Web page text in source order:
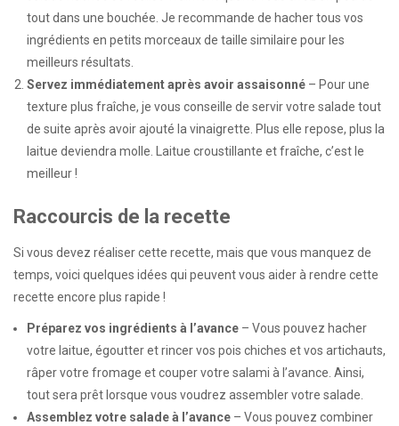
tout dans une bouchée. Je recommande de hacher tous vos
ingrédients en petits morceaux de taille similaire pour les
meilleurs résultats.
Servez immédiatement après avoir assaisonné – Pour une
texture plus fraîche, je vous conseille de servir votre salade tout
de suite après avoir ajouté la vinaigrette. Plus elle repose, plus la
laitue deviendra molle. Laitue croustillante et fraîche, c’est le
meilleur !
Raccourcis de la recette
Si vous devez réaliser cette recette, mais que vous manquez de
temps, voici quelques idées qui peuvent vous aider à rendre cette
recette encore plus rapide !
Préparez vos ingrédients à l’avance – Vous pouvez hacher
votre laitue, égoutter et rincer vos pois chiches et vos artichauts,
râper votre fromage et couper votre salami à l’avance. Ainsi,
tout sera prêt lorsque vous voudrez assembler votre salade.
Assemblez votre salade à l’avance – Vous pouvez combiner